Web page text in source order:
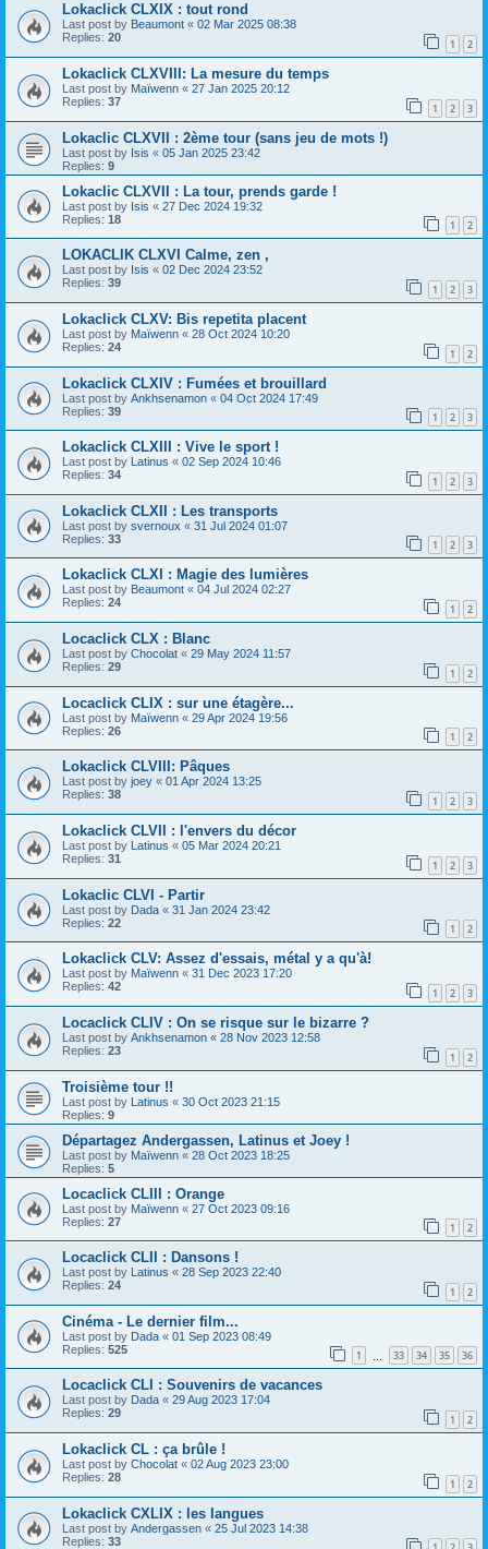
Lokaclick CLXIX : tout rond
Last post by Beaumont « 02 Mar 2025 08:38
Replies: 20 1 2
Lokaclick CLXVIII: La mesure du temps
Last post by Maïwenn « 27 Jan 2025 20:12
Replies: 37 1 2 3
Lokaclic CLXVII : 2ème tour (sans jeu de mots !)
Last post by Isis « 05 Jan 2025 23:42
Replies: 9
Lokaclic CLXVII : La tour, prends garde !
Last post by Isis « 27 Dec 2024 19:32
Replies: 18 1 2
LOKACLIK CLXVI Calme, zen ,
Last post by Isis « 02 Dec 2024 23:52
Replies: 39 1 2 3
Lokaclick CLXV: Bis repetita placent
Last post by Maïwenn « 28 Oct 2024 10:20
Replies: 24 1 2
Lokaclick CLXIV : Fumées et brouillard
Last post by Ankhsenamon « 04 Oct 2024 17:49
Replies: 39 1 2 3
Lokaclick CLXIII : Vive le sport !
Last post by Latinus « 02 Sep 2024 10:46
Replies: 34 1 2 3
Lokaclick CLXII : Les transports
Last post by svernoux « 31 Jul 2024 01:07
Replies: 33 1 2 3
Lokaclick CLXI : Magie des lumières
Last post by Beaumont « 04 Jul 2024 02:27
Replies: 24 1 2
Locaclick CLX : Blanc
Last post by Chocolat « 29 May 2024 11:57
Replies: 29 1 2
Locaclick CLIX : sur une étagère...
Last post by Maïwenn « 29 Apr 2024 19:56
Replies: 26 1 2
Lokaclick CLVIII: Pâques
Last post by joey « 01 Apr 2024 13:25
Replies: 38 1 2 3
Lokaclick CLVII : l'envers du décor
Last post by Latinus « 05 Mar 2024 20:21
Replies: 31 1 2 3
Lokaclic CLVI - Partir
Last post by Dada « 31 Jan 2024 23:42
Replies: 22 1 2
Lokaclick CLV: Assez d'essais, métal y a qu'à!
Last post by Maïwenn « 31 Dec 2023 17:20
Replies: 42 1 2 3
Locaclick CLIV : On se risque sur le bizarre ?
Last post by Ankhsenamon « 28 Nov 2023 12:58
Replies: 23 1 2
Troisième tour !!
Last post by Latinus « 30 Oct 2023 21:15
Replies: 9
Départagez Andergassen, Latinus et Joey !
Last post by Maïwenn « 28 Oct 2023 18:25
Replies: 5
Locaclick CLIII : Orange
Last post by Maïwenn « 27 Oct 2023 09:16
Replies: 27 1 2
Locaclick CLII : Dansons !
Last post by Latinus « 28 Sep 2023 22:40
Replies: 24 1 2
Cinéma - Le dernier film...
Last post by Dada « 01 Sep 2023 08:49
Replies: 525 1 33 34 35 36
Locaclick CLI : Souvenirs de vacances
Last post by Dada « 29 Aug 2023 17:04
Replies: 29 1 2
Lokaclick CL : ça brûle !
Last post by Chocolat « 02 Aug 2023 23:00
Replies: 28 1 2
Lokaclick CXLIX : les langues
Last post by Andergassen « 25 Jul 2023 14:38
Replies: 33